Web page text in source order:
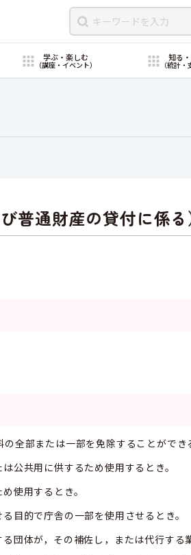
学ぶ・楽しむ
（講座・イベント）
知る
（統計・
普通財産の貸付に係る
全部または一部を免除することができ
公共用に供するため使用するとき。
使用するとき。
目的で庁舎の一部を使用させるとき。
団体が，その補佐し，または代行する